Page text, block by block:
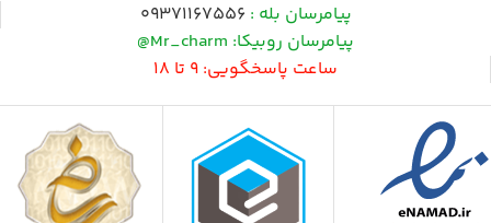
پیامرسان بله : 09371167556
پیامرسان روبیکا: Mr_charm@
ساعت پاسخگویی: 9 تا 18